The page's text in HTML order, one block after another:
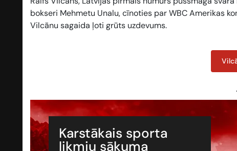
bokseri Mehmetu Unalu, cīnoties par WBC Amerikas
Vilcānu sagaida ļoti grūts uzdevums.
Karstākais sporta
likmju sākuma